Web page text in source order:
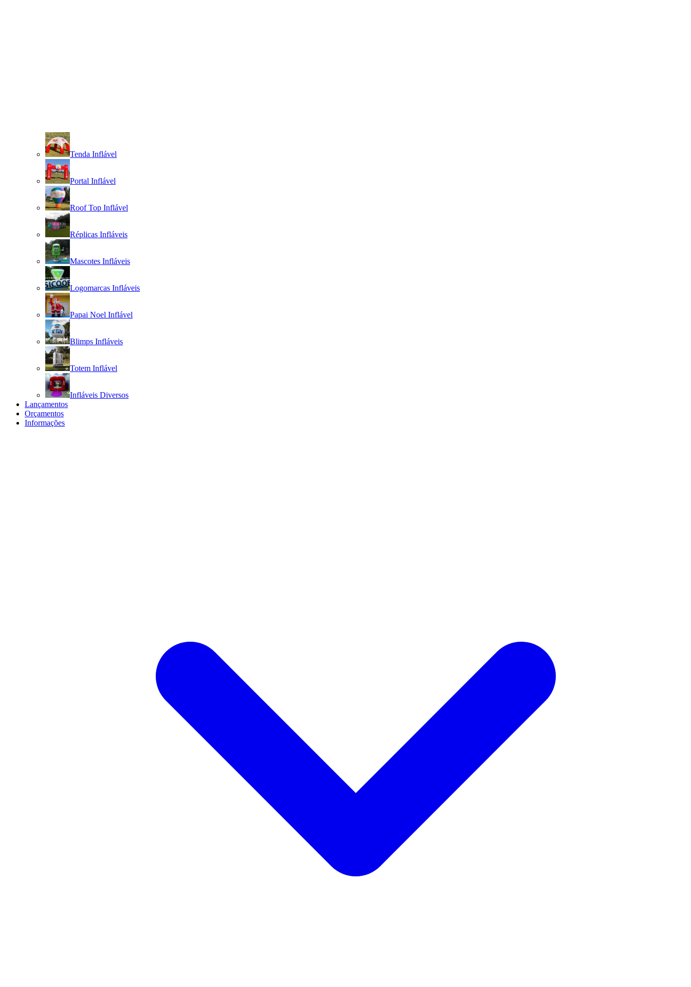
Tenda Inflável
Portal Inflável
Roof Top Inflável
Réplicas Infláveis
Mascotes Infláveis
Logomarcas Infláveis
Papai Noel Inflável
Blimps Infláveis
Totem Inflável
Infláveis Diversos
Lançamentos
Orçamentos
Informações